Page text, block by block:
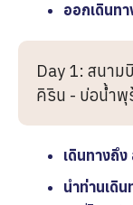
ออกเดินท
Day 1: สนาม
คิริน - บ่อน้ำพุ
เดินทางถึ
นำท่านเดิ